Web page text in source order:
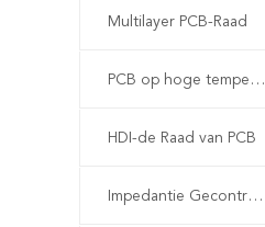
Multilayer PCB-Raad
PCB op hoge temperatuur
HDI-de Raad van PCB
Impedantie Gecontroleerde PCB